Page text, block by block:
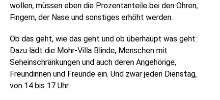
wollen, müssen eben die Prozentanteile bei den Ohren,
Fingern, der Nase und sonstiges erhöht werden.
Ob das geht, wie das geht und ob überhaupt was geht:
Dazu lädt die Mohr-Villa Blinde, Menschen mit
Seheinschränkungen und auch deren Angehörige,
Freundinnen und Freunde ein. Und zwar jeden Dienstag,
von 14 bis 17 Uhr.